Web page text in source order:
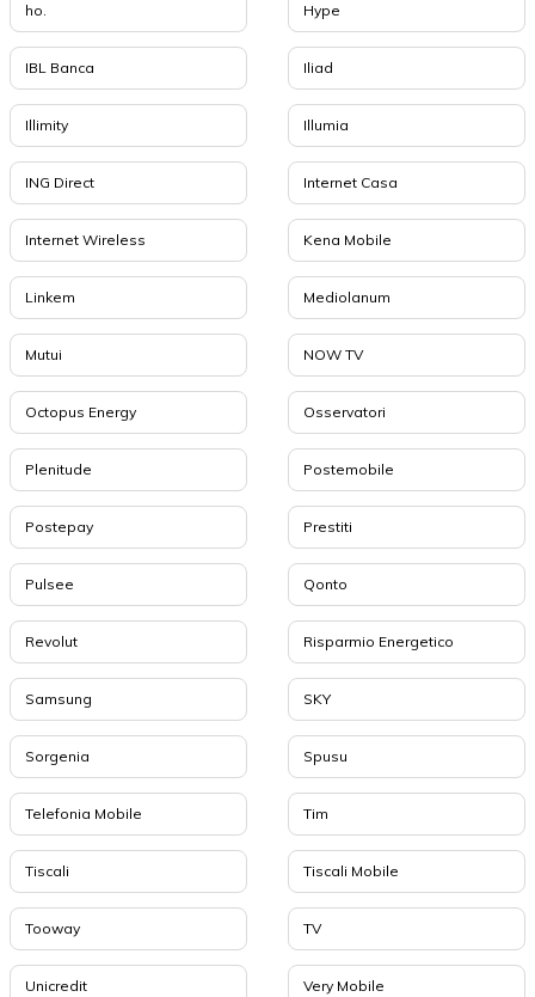
ho. Hype
IBL Banca Iliad
Illimity Illumia
ING Direct Internet Casa
Internet Wireless Kena Mobile
Linkem Mediolanum
Mutui NOW TV
Octopus Energy Osservatori
Plenitude Postemobile
Postepay Prestiti
Pulsee Qonto
Revolut Risparmio Energetico
Samsung SKY
Sorgenia Spusu
Telefonia Mobile Tim
Tiscali Tiscali Mobile
Tooway TV
Unicredit Very Mobile